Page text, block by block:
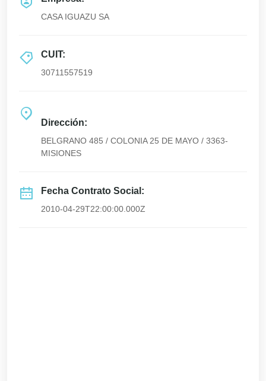
CASA IGUAZU SA
CUIT:
30711557519
Dirección:
BELGRANO 485 / COLONIA 25 DE MAYO / 3363-
MISIONES
Fecha Contrato Social:
2010-04-29T22:00:00.000Z